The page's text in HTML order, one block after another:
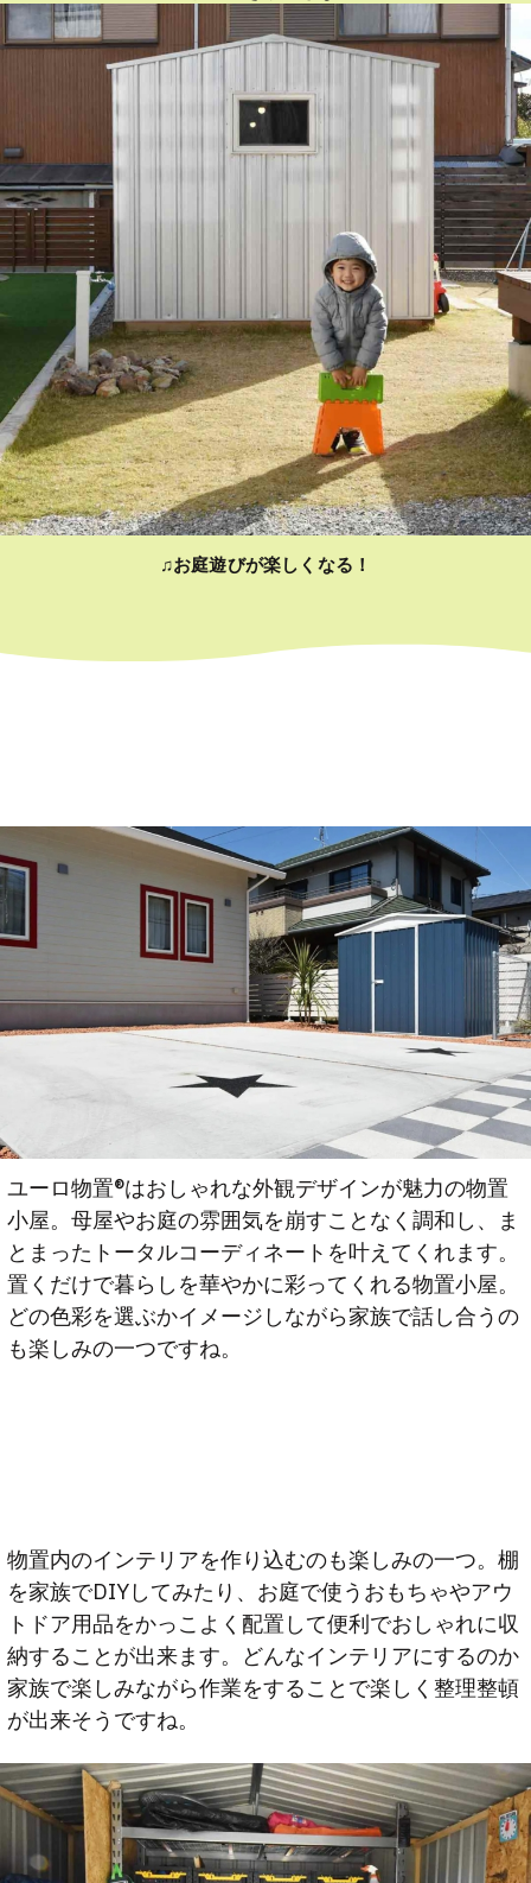
♫お庭遊びが楽しくなる！
ユーロ物置®︎はおしゃれな外観デザインが魅力の物置
小屋。母屋やお庭の雰囲気を崩すことなく調和し、ま
とまったトータルコーディネートを叶えてくれます。
置くだけで暮らしを華やかに彩ってくれる物置小屋。
どの色彩を選ぶかイメージしながら家族で話し合うの
も楽しみの一つですね。
物置内のインテリアを作り込むのも楽しみの一つ。棚
を家族でDIYしてみたり、お庭で使うおもちゃやアウ
トドア用品をかっこよく配置して便利でおしゃれに収
納することが出来ます。どんなインテリアにするのか
家族で楽しみながら作業をすることで楽しく整理整頓
が出来そうですね。